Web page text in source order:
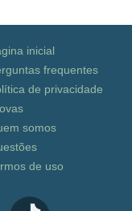
inicial
frequentes
de privacidade
somos
de uso